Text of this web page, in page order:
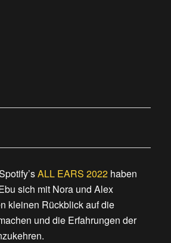
ALL EARS 2022haben
sich mit Nora und Alex
kleinen Rückblick auf die
und die Erfahrungen der